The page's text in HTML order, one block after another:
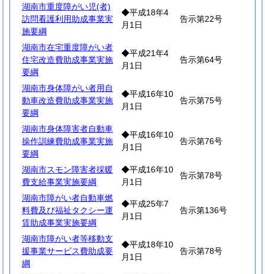
湖南市重度障がい児(者)
訪問看護利用助成事業実
施要綱
◆平成18年4
月1日
告示第22号
湖南市在宅重度障がい者
住宅改造費助成事業実施
要綱
◆平成21年4
月1日
告示第64号
湖南市身体障がい者用自
動車改造費助成事業実施
要綱
◆平成16年10
月1日
告示第75号
湖南市身体障害者自動車
操作訓練費助成事業実施
要綱
◆平成16年10
月1日
告示第76号
湖南市スモン障害者採暖
費支給事業実施要綱
◆平成16年10
月1日
告示第78号
湖南市障がい者自動車燃
料費及び福祉タクシー運
賃助成事業実施要綱
◆平成25年7
月1日
告示第136号
湖南市障がい者等移動支
援事業サービス費助成要
綱
◆平成18年10
月1日
告示第78号